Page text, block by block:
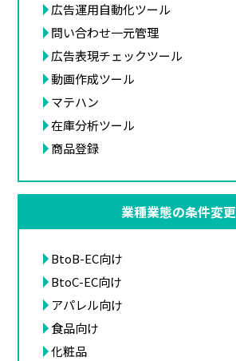
広告運用自動化ツール
問い合わせ一元管理
広告表現チェックツール
動画作成ツール
マテハン
在庫分析ツール
商品登録
業種業態の条件変更
BtoB-EC向け
BtoC-EC向け
アパレル向け
食品向け
化粧品